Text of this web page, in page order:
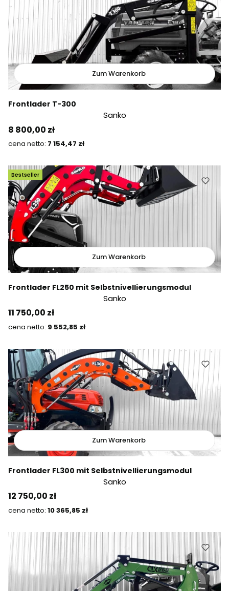
Zum Warenkorb
Frontlader T-300
Sanko
Preis
8 800,00 zł
Preis
7 154,47 zł
Bestseller
Zum Warenkorb
Frontlader FL250 mit Selbstnivellierungsmodul
Sanko
Preis
11 750,00 zł
Preis
9 552,85 zł
Zum Warenkorb
Frontlader FL300 mit Selbstnivellierungsmodul
Sanko
Preis
12 750,00 zł
Preis
10 365,85 zł